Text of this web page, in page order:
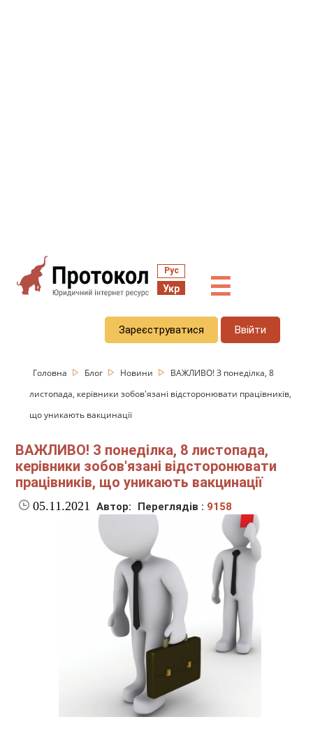
Рус
Укр ☰
Зареєструватися Ввійти
Головна Блог Новини
ВАЖЛИВО! З понеділка, 8
листопада, керівники зобов'язані відсторонювати працівників,
що уникають вакцинації
ВАЖЛИВО! З понеділка, 8 листопада,
керівники зобов'язані відсторонювати
працівників, що уникають вакцинації
05.11.2021 Автор: Переглядів : 9158